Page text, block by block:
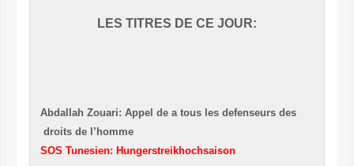
LES TITRES DE CE JOUR:
Abdallah Zouari: Appel de a tous les defenseurs des
droits de l’homme
SOS Tunesien: Hungerstreikhochsaison